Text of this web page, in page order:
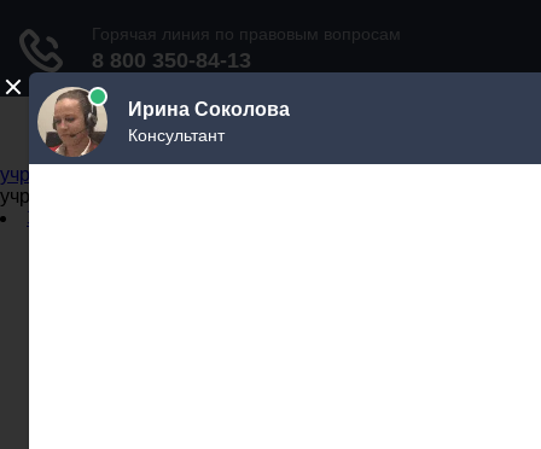
Не официальный справочник государственных
учреждений
учреждений
Задать вопрос юристу